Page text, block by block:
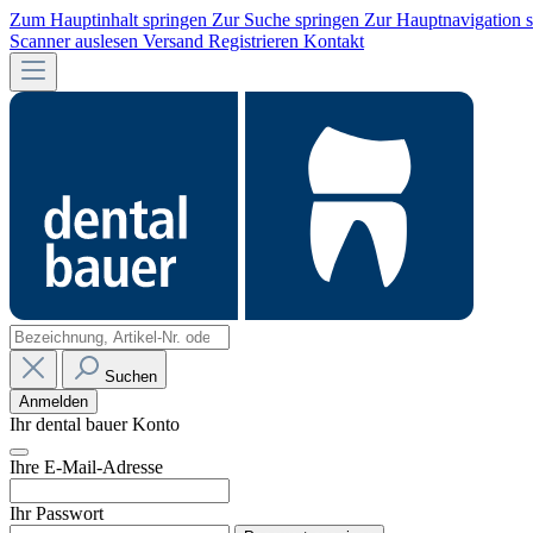
Zum Hauptinhalt springen Zur Suche springen Zur Hauptnavigation
Scanner auslesen Versand Registrieren Kontakt
Suchen
Anmelden
Ihr dental bauer Konto
Ihre E-Mail-Adresse
Ihr Passwort